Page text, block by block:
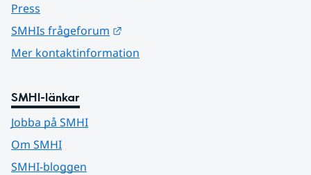
Press
SMHIs frågeforum
Mer kontaktinformation
SMHI-länkar
Jobba på SMHI
Om SMHI
SMHI-bloggen